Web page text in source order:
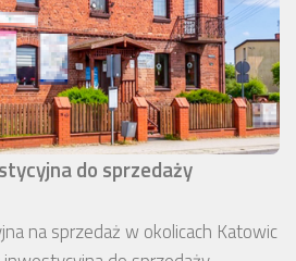
do sprzedaży
na sprzedaż w okolicach Katowic